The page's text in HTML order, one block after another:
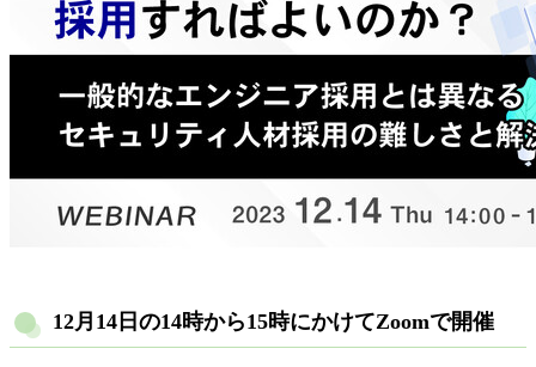
12月14日の14時から15時にかけてZoomで開催